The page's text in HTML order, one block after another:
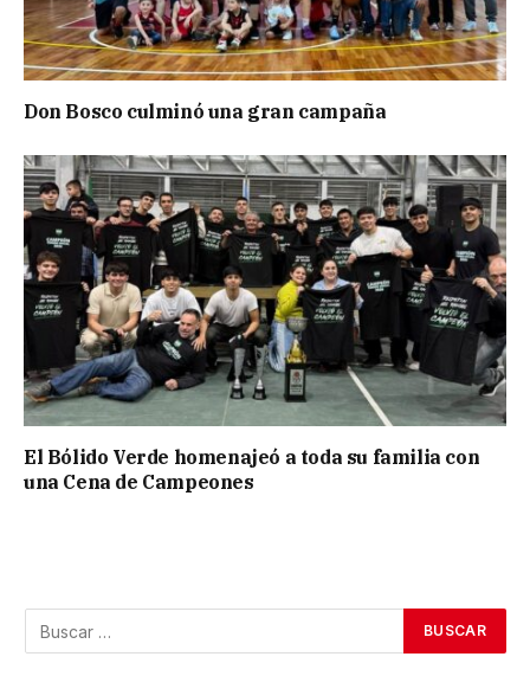
Don Bosco culminó una gran campaña
El Bólido Verde homenajeó a toda su familia con
una Cena de Campeones